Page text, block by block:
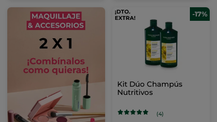
-17%
Kit Dúo Champús
Nutritivos
(4)